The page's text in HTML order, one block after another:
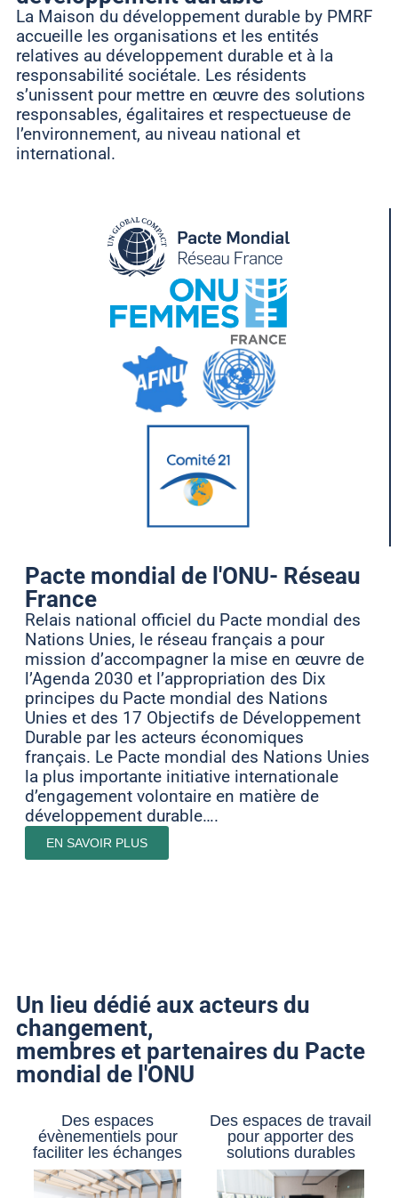
La Maison du développement durable by PMRF
accueille les organisations et les entités
relatives au développement durable et à la
responsabilité sociétale. Les résidents
s’unissent pour mettre en œuvre des solutions
responsables, égalitaires et respectueuse de
l’environnement, au niveau national et
international.
Pacte mondial de l'ONU- Réseau
France
Relais national officiel du Pacte mondial des
Nations Unies, le réseau français a pour
mission d’accompagner la mise en œuvre de
l’Agenda 2030 et l’appropriation des Dix
principes du Pacte mondial des Nations
Unies et des 17 Objectifs de Développement
Durable par les acteurs économiques
français. Le Pacte mondial des Nations Unies
la plus importante initiative internationale
d’engagement volontaire en matière de
développement durable….
EN SAVOIR PLUS
Un lieu dédié aux acteurs du
changement,
membres et partenaires du Pacte
mondial de l'ONU
Des espaces
évènementiels pour
faciliter les échanges
Des espaces de travail
pour apporter des
solutions durables